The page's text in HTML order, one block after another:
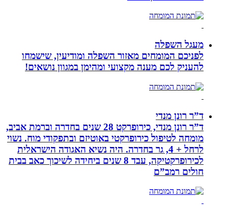
מעגל השפלה
לפניכם המומחים מאזור השפלה ומודיעין, שישמחו
להעניק לכם מענה מקצועי ומהימן במגוון נושאים!
ד”ר רונן מנדי
ד”ר רונן מנדי, כירופרקט 28 שנים בחדרה וברמת אביב,
מומחה לטיפול כירופרקטי באוטיזם ובתפקודי מוח. נשוי
לרחל + 4, גר בחדרה. היה נשיא האגודה הישראלית
לכירופרקטיקה, עבד 8 שנים ביחידה לשיכוך כאב בבית
חולים רמב”ם